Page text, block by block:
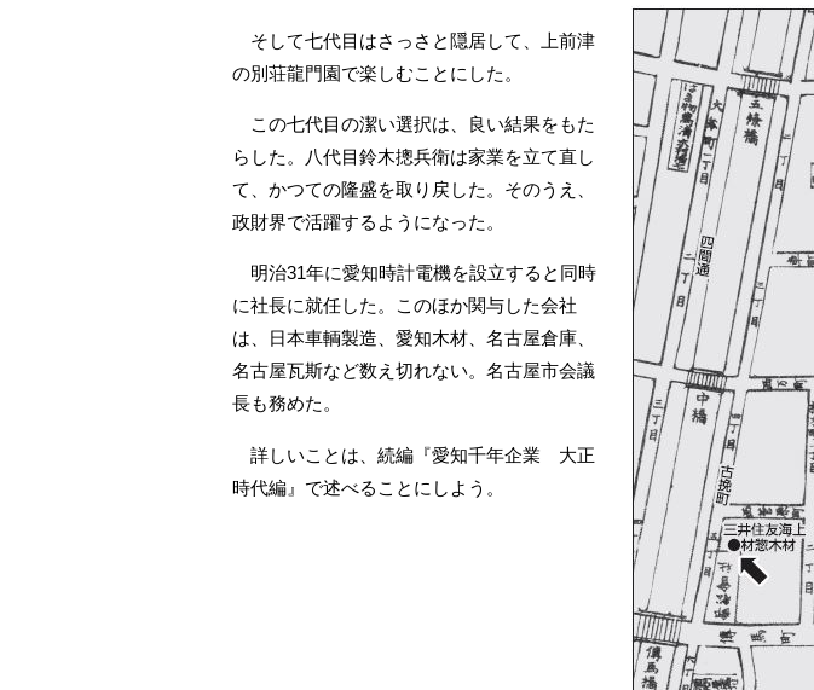
そして七代目はさっさと隠居して、上前津
の別荘龍門園で楽しむことにした。
この七代目の潔い選択は、良い結果をもた
らした。八代目鈴木摠兵衛は家業を立て直し
て、かつての隆盛を取り戻した。そのうえ、
政財界で活躍するようになった。
明治31年に愛知時計電機を設立すると同時
に社長に就任した。このほか関与した会社
は、日本車輌製造、愛知木材、名古屋倉庫、
名古屋瓦斯など数え切れない。名古屋市会議
長も務めた。
詳しいことは、続編『愛知千年企業 大正
時代編』で述べることにしよう。